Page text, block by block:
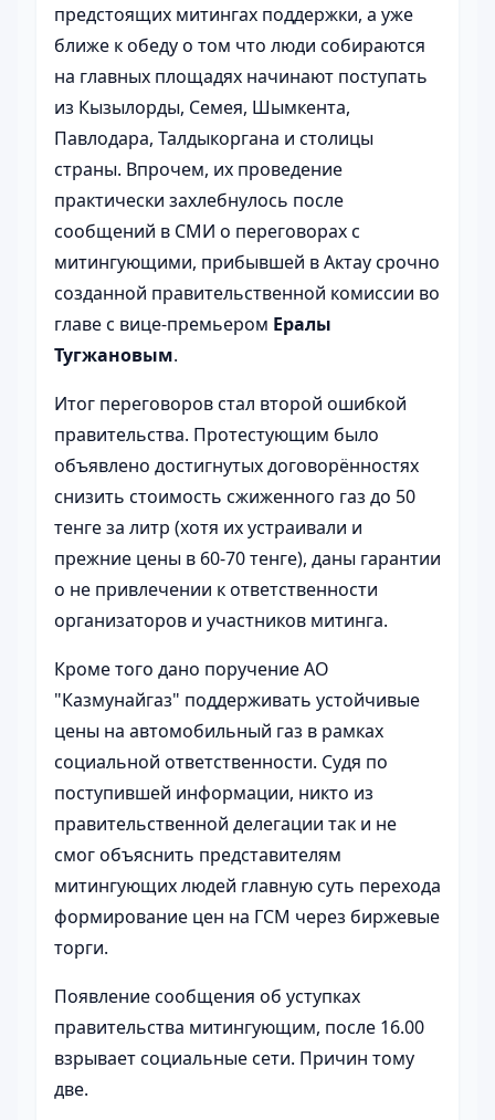
предстоящих митингах поддержки, а уже
ближе к обеду о том что люди собираются
на главных площадях начинают поступать
из Кызылорды, Семея, Шымкента,
Павлодара, Талдыкоргана и столицы
страны. Впрочем, их проведение
практически захлебнулось после
сообщений в СМИ о переговорах с
митингующими, прибывшей в Актау срочно
созданной правительственной комиссии во
главе с вице-премьером Ералы
Тугжановым.
Итог переговоров стал второй ошибкой
правительства. Протестующим было
объявлено достигнутых договорённостях
снизить стоимость сжиженного газ до 50
тенге за литр (хотя их устраивали и
прежние цены в 60-70 тенге), даны гарантии
о не привлечении к ответственности
организаторов и участников митинга.
Кроме того дано поручение АО
"Казмунайгаз" поддерживать устойчивые
цены на автомобильный газ в рамках
социальной ответственности. Судя по
поступившей информации, никто из
правительственной делегации так и не
смог объяснить представителям
митингующих людей главную суть перехода
формирование цен на ГСМ через биржевые
торги.
Появление сообщения об уступках
правительства митингующим, после 16.00
взрывает социальные сети. Причин тому
две.